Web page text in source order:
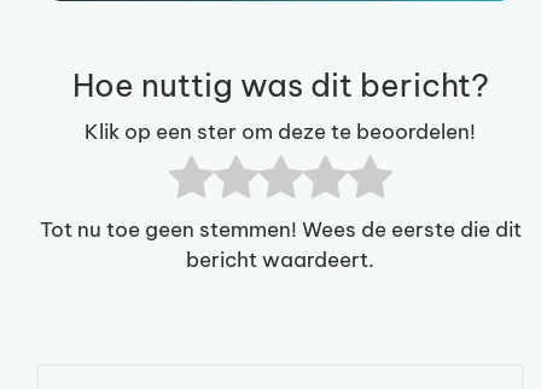
Hoe nuttig was dit bericht?
Klik op een ster om deze te beoordelen!
Tot nu toe geen stemmen! Wees de eerste die dit
bericht waardeert.